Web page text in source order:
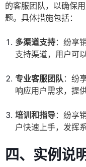
的客服团队，以确保
题。具体措施包括：
多渠道支持：纷享
支持渠道，用户可
专业客服团队：纷
响应用户需求，提
培训和指导：纷享
户快速上手，发挥
四、实例说